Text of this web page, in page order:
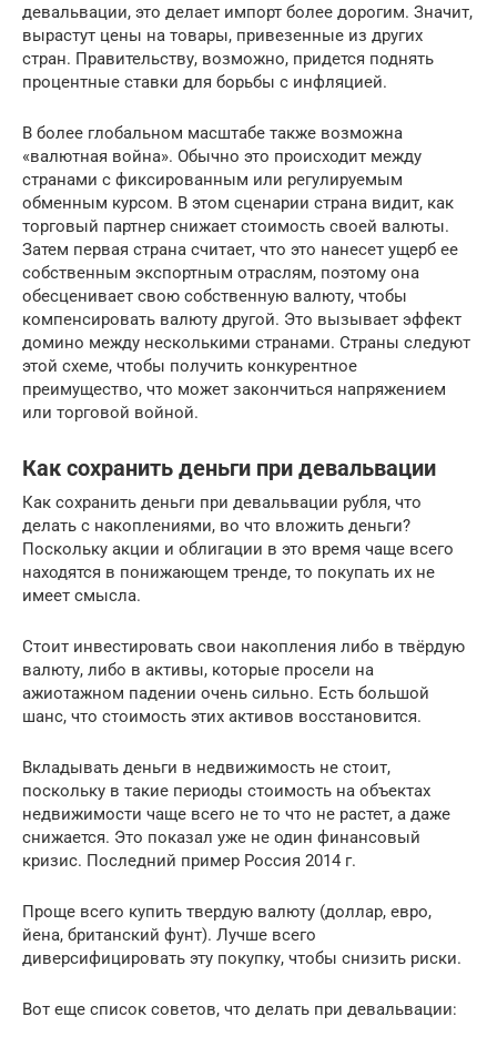
девальвации, это делает импорт более дорогим. Значит,
вырастут цены на товары, привезенные из других
стран. Правительству, возможно, придется поднять
процентные ставки для борьбы с инфляцией.
В более глобальном масштабе также возможна
«валютная война». Обычно это происходит между
странами с фиксированным или регулируемым
обменным курсом. В этом сценарии страна видит, как
торговый партнер снижает стоимость своей валюты.
Затем первая страна считает, что это нанесет ущерб ее
собственным экспортным отраслям, поэтому она
обесценивает свою собственную валюту, чтобы
компенсировать валюту другой. Это вызывает эффект
домино между несколькими странами. Страны следуют
этой схеме, чтобы получить конкурентное
преимущество, что может закончиться напряжением
или торговой войной.
Как сохранить деньги при девальвации
Как сохранить деньги при девальвации рубля, что
делать с накоплениями, во что вложить деньги?
Поскольку акции и облигации в это время чаще всего
находятся в понижающем тренде, то покупать их не
имеет смысла.
Стоит инвестировать свои накопления либо в твёрдую
валюту, либо в активы, которые просели на
ажиотажном падении очень сильно. Есть большой
шанс, что стоимость этих активов восстановится.
Вкладывать деньги в недвижимость не стоит,
поскольку в такие периоды стоимость на объектах
недвижимости чаще всего не то что не растет, а даже
снижается. Это показал уже не один финансовый
кризис. Последний пример Россия 2014 г.
Проще всего купить твердую валюту (доллар, евро,
йена, британский фунт). Лучше всего
диверсифицировать эту покупку, чтобы снизить риски.
Вот еще список советов, что делать при девальвации: